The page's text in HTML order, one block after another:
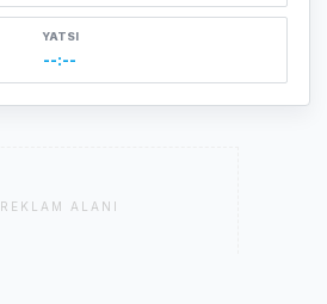
YATSI
--:--
REKLAM ALANI